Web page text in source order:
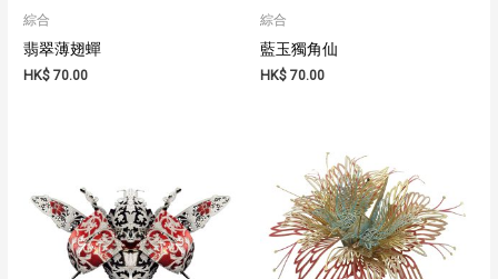
綜合
翡翠薄翅蟬
HK$ 70.00
綜合
藍玉獨角仙
HK$ 70.00